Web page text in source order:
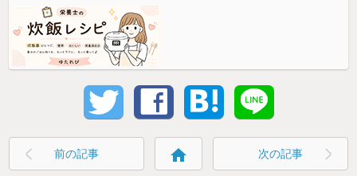
前の記事 home 次の記事